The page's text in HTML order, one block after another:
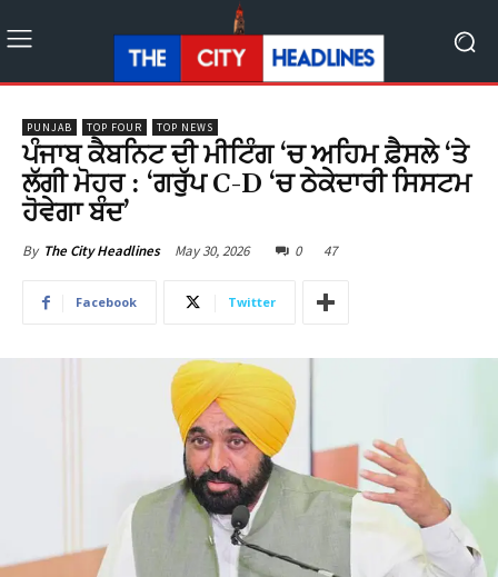
PUNJAB TOP FOUR TOP NEWS
ਪੰਜਾਬ ਕੈਬਨਿਟ ਦੀ ਮੀਟਿੰਗ ‘ਚ ਅਹਿਮ ਫ਼ੈਸਲੇ ‘ਤੇ
ਲੱਗੀ ਮੋਹਰ : ‘ਗਰੁੱਪ C-D ‘ਚ ਠੇਕੇਦਾਰੀ ਸਿਸਟਮ
ਹੋਵੇਗਾ ਬੰਦ’
By The City Headlines May 30, 2026 0 47
Facebook Twitter